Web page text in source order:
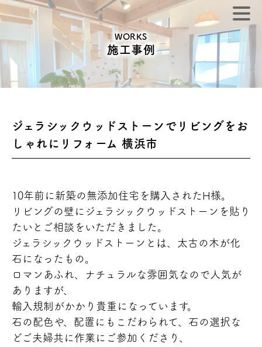
WORKS
施工事例
ジェラシックウッドストーンでリビングをお
しゃれにリフォーム 横浜市
10年前に新築の無添加住宅を購入されたH様。
リビングの壁にジェラシックウッドストーンを貼り
たいとご相談をいただきました。
ジェラシックウッドストーンとは、太古の木が化
石になったもの。
ロマンあふれ、ナチュラルな雰囲気なので人気が
ありますが、
輸入規制がかかり貴重になっています。
石の配色や、配置にもこだわられて、石の選択な
どご夫婦共に作業にご参加くださり、